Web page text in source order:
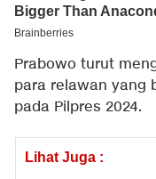
Prabowo turut
para relawan yang
pada Pilpres 2024.
Lihat Juga :